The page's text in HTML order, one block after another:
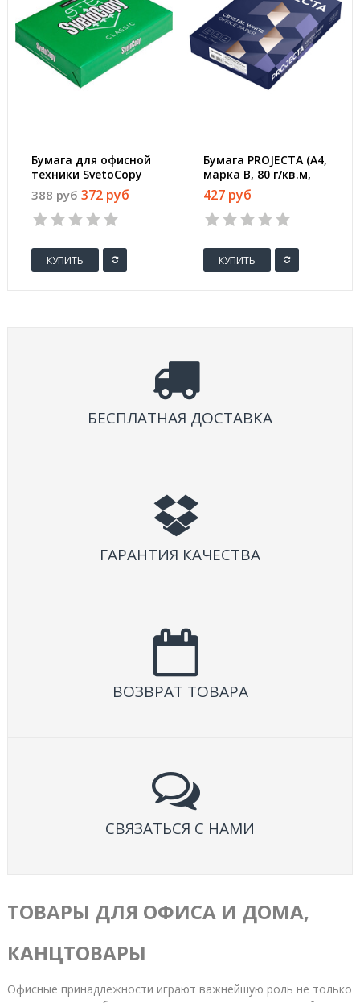
Бумага для офисной
техники SvetoCopy
(A4, марка C, 80 г/
кв.м, 500 листов)
388 руб 372 руб
КУПИТЬ
Бумага PROJECTA (А4,
марка В, 80 г/кв.м,
500 л)
427 руб
КУПИТЬ
БЕСПЛАТНАЯ ДОСТАВКА
ГАРАНТИЯ КАЧЕСТВА
ВОЗВРАТ ТОВАРА
СВЯЗАТЬСЯ С НАМИ
ТОВАРЫ ДЛЯ ОФИСА И ДОМА,
КАНЦТОВАРЫ
Офисные принадлежности играют важнейшую роль не только